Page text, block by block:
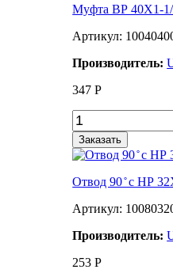
Муфта ВР 40Х1-
Артикул:
Производитель:
347 Р
Заказать
Отвод 90 ̊ с НР
Артикул:
Производитель:
253 Р